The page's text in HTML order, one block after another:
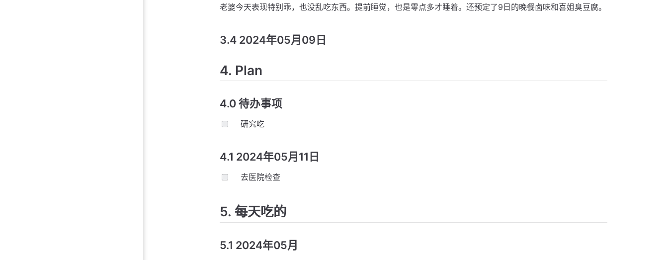
老婆今天表现特别乖，也没乱吃东西。提前睡觉，也是零点多才睡着。还预定了9日的晚餐卤味和喜姐臭豆腐。
3.4 2024年05月09日
4. Plan
4.0 待办事项
研究吃
4.1 2024年05月11日
去医院检查
5. 每天吃的
5.1 2024年05月